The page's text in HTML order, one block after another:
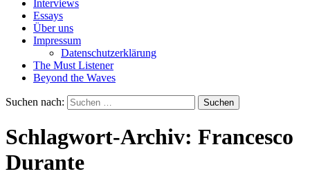
Interviews
Essays
Über uns
Impressum
Datenschutzerklärung
The Must Listener
Beyond the Waves
Suchen nach:
Schlagwort-Archiv: Francesco
Durante